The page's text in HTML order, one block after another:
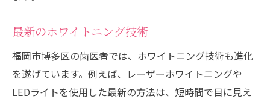
最新のホワイトニング技術
福岡市博多区の歯医者では、ホワイトニング技術も進化
を遂げています。例えば、レーザーホワイトニングや
LEDライトを使用した最新の方法は、短時間で目に見え